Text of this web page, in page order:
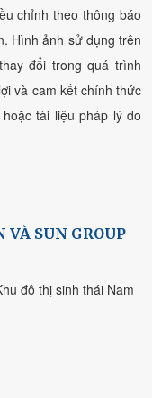
chỉnh theo thông báo
Hình ảnh sử dụng trên
đổi trong quá trình
và cam kết chính thức
tài liệu pháp lý do
SUN GROUP
đô thị sinh thái Nam